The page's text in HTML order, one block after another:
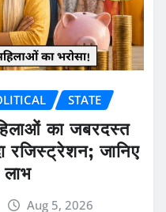
STATE
का जबरदस्त
रजिस्ट्रेशन; जानिए
Aug 5, 2026